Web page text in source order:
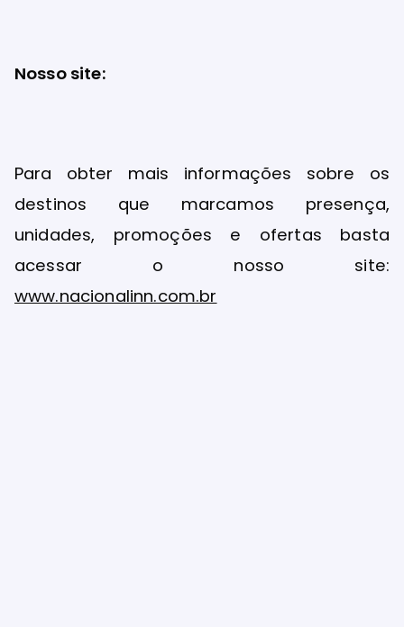
Nosso site:
Para obter mais informações sobre os
destinos que marcamos presença,
unidades, promoções e ofertas basta
acessar o nosso site:
www.nacionalinn.com.br